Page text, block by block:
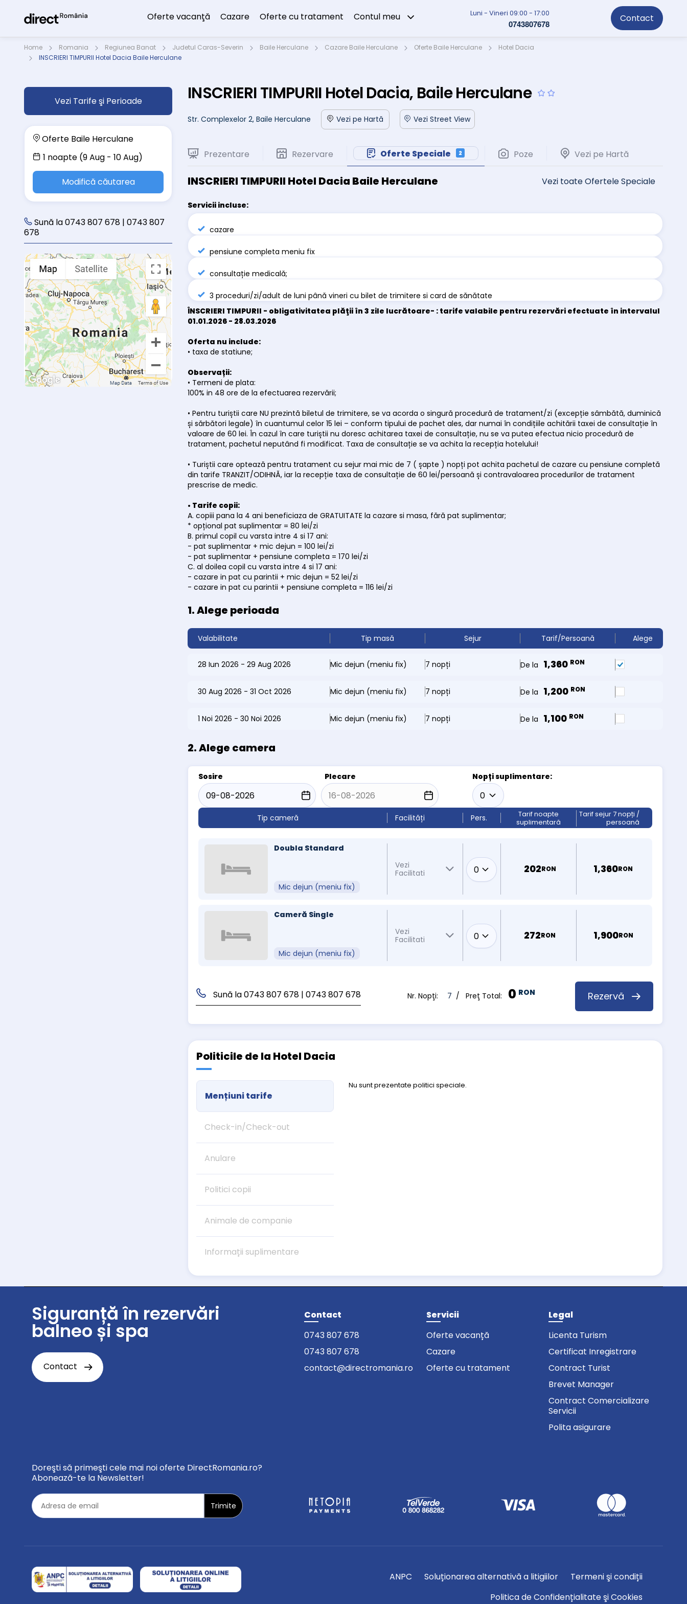
Oferte vacanţă Cazare Oferte cu tratament Contul meu Luni - Vineri 09:00 - 17:00
0743807678 Contact
Home Romania Regiunea Banat Judetul Caras-Severin Baile Herculane Cazare Baile Herculane Oferte Baile Herculane
Hotel Dacia
INSCRIERI TIMPURII Hotel Dacia Baile Herculane
Vezi Tarife şi Perioade
Oferte Baile Herculane
1 noapte (9 Aug - 10 Aug)
Modifică căutarea
Sună la 0743 807 678 | 0743 807
678
INSCRIERI TIMPURII Hotel Dacia, Baile Herculane
Str. Complexelor 2, Baile Herculane Vezi pe Hartă Vezi Street View
Prezentare Rezervare Oferte Speciale 2 Poze Vezi pe Hartă
Vezi toate Ofertele Speciale
INSCRIERI TIMPURII Hotel Dacia Baile Herculane
Servicii incluse:
cazare
pensiune completa meniu fix
consultație medicală;
3 proceduri/zi/adult de luni până vineri cu bilet de trimitere si card de sănătate
ÎNSCRIERI TIMPURII - obligativitatea plăţii în 3 zile lucrătoare- : tarife valabile pentru rezervări efectuate în intervalul
01.01.2026 - 28.03.2026
Oferta nu include:
• taxa de statiune;
Observații:
• Termeni de plata:
100% in 48 ore de la efectuarea rezervării;
• Pentru turiștii care NU prezintă biletul de trimitere, se va acorda o singură procedură de tratament/zi (excepție sâmbătă, duminică
și sărbători legale) în cuantumul celor 15 lei – conform tipului de pachet ales, dar numai în condițiile achitării taxei de consultație în
valoare de 60 lei. În cazul în care turiștii nu doresc achitarea taxei de consultație, nu se va putea efectua nicio procedură de
tratament, pachetul neputând fi modificat. Taxa de consultație se va achita la recepția hotelului!
• Turiștii care optează pentru tratament cu sejur mai mic de 7 ( șapte ) nopți pot achita pachetul de cazare cu pensiune completă
din tarife TRANZIT/ODIHNĂ, iar la recepție taxa de consultație de 60 lei/persoană și contravaloarea procedurilor de tratament
prescrise de medic.
• Tarife copii:
A. copiii pana la 4 ani beneficiaza de GRATUITATE la cazare si masa, fără pat suplimentar;
* opțional pat suplimentar = 80 lei/zi
B. primul copil cu varsta intre 4 si 17 ani:
- pat suplimentar + mic dejun = 100 lei/zi
- pat suplimentar + pensiune completa = 170 lei/zi
C. al doilea copil cu varsta intre 4 si 17 ani:
- cazare in pat cu parintii + mic dejun = 52 lei/zi
- cazare in pat cu parintii + pensiune completa = 116 lei/zi
1. Alege perioada
Valabilitate Tip masă Sejur Tarif/Persoană Alege
28 Iun 2026 - 29 Aug 2026 Mic dejun (meniu fix) 7 nopți De la 1,360 RON
30 Aug 2026 - 31 Oct 2026 Mic dejun (meniu fix) 7 nopți De la 1,200 RON
1 Noi 2026 - 30 Noi 2026 Mic dejun (meniu fix) 7 nopți De la 1,100 RON
2. Alege camera
Sosire Plecare Nopți suplimentare:
Tip cameră Facilități Pers.
Tarif noapte
suplimentară
Tarif sejur 7 nopți /
persoană
Doubla Standard
Mic dejun (meniu fix)
Vezi
Facilitati
202RON 1,360RON
Cameră Single
Mic dejun (meniu fix)
Vezi
Facilitati
272RON 1,900RON
Sună la 0743 807 678 | 0743 807 678 Nr. Nopţi: 7 / Preţ Total: 0 RON Rezervă
Politicile de la Hotel Dacia
Mențiuni tarife
Check-in/Check-out
Anulare
Politici copii
Animale de companie
Informații suplimentare
Nu sunt prezentate politici speciale.
Siguranță în rezervări
balneo și spa
Contact
Contact
0743 807 678
0743 807 678
contact@directromania.ro
Servicii
Oferte vacanță
Cazare
Oferte cu tratament
Legal
Licenta Turism
Certificat Inregistrare
Contract Turist
Brevet Manager
Contract Comercializare
Servicii
Polita asigurare
Doreşti să primeşti cele mai noi oferte DirectRomania.ro?
Abonează-te la Newsletter!
ANPC Soluționarea alternativă a litigiilor
Termeni şi condiții
Politica de Confidențialitate şi Cookies